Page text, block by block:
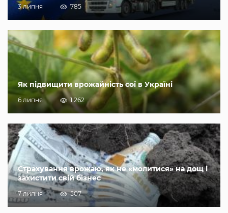
3 липня 785
Як підвищити врожайність сої в Україні
6 липня 1 262
Страхування врожаю, як не «молитися» на дощ і
захистити свій бізнес
7 липня 507